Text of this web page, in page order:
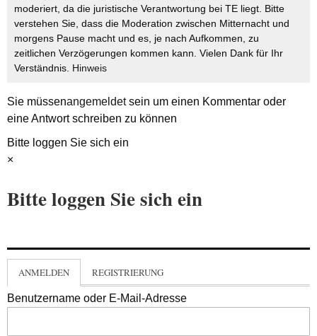
moderiert, da die juristische Verantwortung bei TE liegt. Bitte
verstehen Sie, dass die Moderation zwischen Mitternacht und
morgens Pause macht und es, je nach Aufkommen, zu
zeitlichen Verzögerungen kommen kann. Vielen Dank für Ihr
Verständnis. Hinweis
Sie müssenangemeldetsein um einen Kommentar oder
eine Antwort schreiben zu können
Bitte loggen Sie sich ein
×
Bitte loggen Sie sich ein
ANMELDEN REGISTRIERUNG
Benutzername oder E-Mail-Adresse